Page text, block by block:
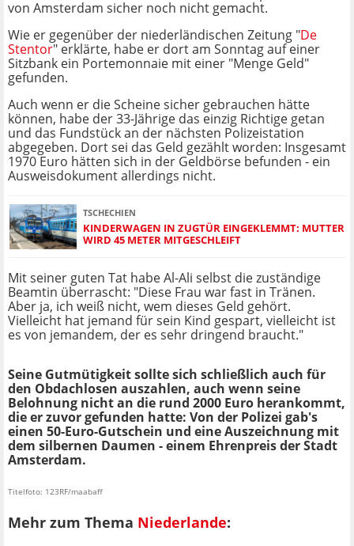
von Amsterdam sicher noch nicht gemacht.
Wie er gegenüber der niederländischen Zeitung "De
Stentor" erklärte, habe er dort am Sonntag auf einer
Sitzbank ein Portemonnaie mit einer "Menge Geld"
gefunden.
Auch wenn er die Scheine sicher gebrauchen hätte
können, habe der 33-Jährige das einzig Richtige getan
und das Fundstück an der nächsten Polizeistation
abgegeben. Dort sei das Geld gezählt worden: Insgesamt
1970 Euro hätten sich in der Geldbörse befunden - ein
Ausweisdokument allerdings nicht.
TSCHECHIEN
KINDERWAGEN IN ZUGTÜR EINGEKLEMMT: MUTTER
WIRD 45 METER MITGESCHLEIFT
Mit seiner guten Tat habe Al-Ali selbst die zuständige
Beamtin überrascht: "Diese Frau war fast in Tränen.
Aber ja, ich weiß nicht, wem dieses Geld gehört.
Vielleicht hat jemand für sein Kind gespart, vielleicht ist
es von jemandem, der es sehr dringend braucht."
Seine Gutmütigkeit sollte sich schließlich auch für
den Obdachlosen auszahlen, auch wenn seine
Belohnung nicht an die rund 2000 Euro herankommt,
die er zuvor gefunden hatte: Von der Polizei gab's
einen 50-Euro-Gutschein und eine Auszeichnung mit
dem silbernen Daumen - einem Ehrenpreis der Stadt
Amsterdam.
Titelfoto: 123RF/maabaff
Mehr zum Thema Niederlande: